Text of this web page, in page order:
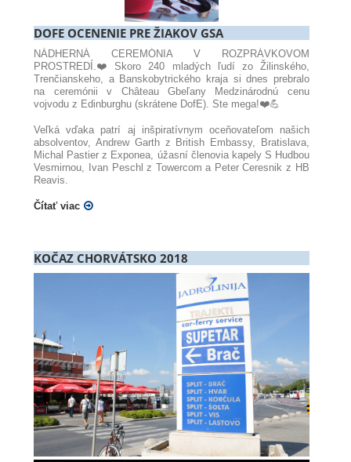
DOFE OCENENIE PRE ŽIAKOV GSA
NÁDHERNÁ CEREMÓNIA V ROZPRÁVKOVOM
PROSTREDÍ.❤️Skoro 240 mladých ľudí zo Žilinského,
Trenčianskeho, a Banskobytrického kraja si dnes prebralo
na ceremónii v Château Gbeľany Medzinárodnú cenu
vojvodu z Edinburghu (skrátene DofE). Ste mega!❤️💪
Veľká vďaka patrí aj inšpiratívnym oceňovateľom našich
absolventov, Andrew Garth z British Embassy, Bratislava,
Michal Pastier z Exponea, úžasní členovia kapely S Hudbou
Vesmirnou, Ivan Peschl z Towercom a Peter Ceresnik z HB
Reavis.
Čítať viac
KOČAZ CHORVÁTSKO 2018